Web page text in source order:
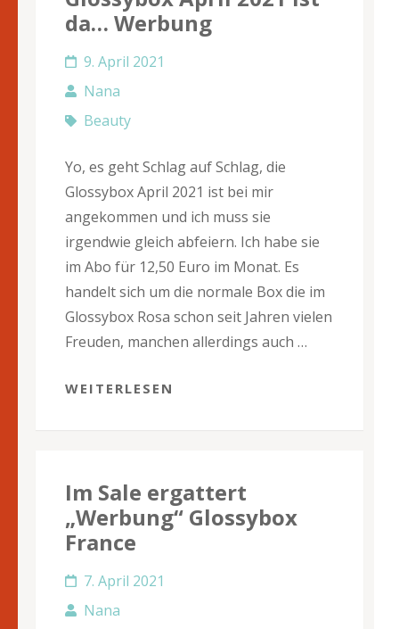
da… Werbung
9. April 2021
Nana
Beauty
Yo, es geht Schlag auf Schlag, die
Glossybox April 2021 ist bei mir
angekommen und ich muss sie
irgendwie gleich abfeiern. Ich habe sie
im Abo für 12,50 Euro im Monat. Es
handelt sich um die normale Box die im
Glossybox Rosa schon seit Jahren vielen
Freuden, manchen allerdings auch …
WEITERLESEN
Im Sale ergattert
„Werbung“ Glossybox
France
7. April 2021
Nana